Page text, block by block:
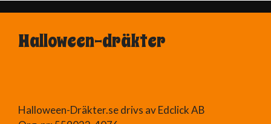
Halloween-dräkter
Halloween-Dräkter.se drivs av Edclick AB